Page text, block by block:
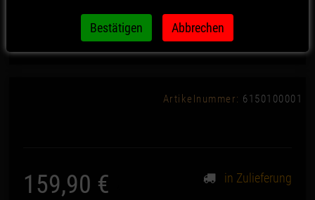
Dschinni - Botan
Artikelnummer: 6150100001
159,90 € in Zulieferung